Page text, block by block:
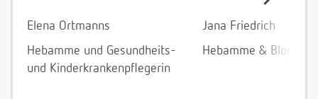
Elena Ortmanns
Hebamme und Gesundheits-
und Kinderkrankenpflegerin
Jana Friedrich
Hebamme &